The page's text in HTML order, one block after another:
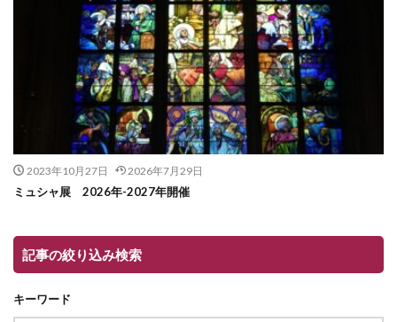
2023年10月27日 2026年7月29日
ミュシャ展 2026年-2027年開催
記事の絞り込み検索
キーワード